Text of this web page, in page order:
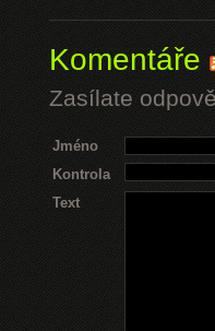
Komentáře
Zasílate
Jméno
Kontrola
Text